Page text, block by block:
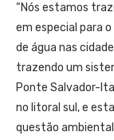
“Nós estamos
em especial para
de água nas
trazendo um
Ponte Salvador-
no litoral sul, e
questão ambiental